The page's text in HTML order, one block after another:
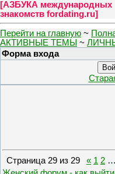
[АЗБУКА международных
знакомств fordating.ru]
Перейти на главную ~
АКТИВНЫЕ ТЕМЫ ~
Форма входа
Страница29 из 29 « 1 2 …